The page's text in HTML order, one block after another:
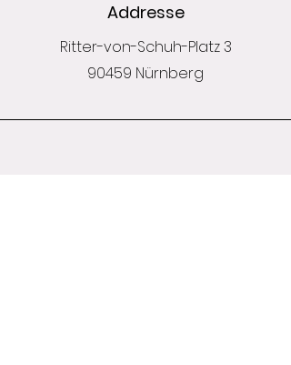
Addresse
Ritter-von-Schuh-Platz 3
90459 Nürnberg